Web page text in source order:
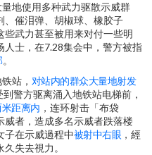
地使用多种武力驱散示威群
、催泪弹、胡椒球、橡胶子
武力甚至被用来对付一些明
人士，在7.28集会中，警方被指
。
站， 对站内的群众大量地射发
警方驱离涌入地铁站电梯前，
距离内 ，连环射击「布袋
者，造成多名示威者跌落楼
子在示威過程中被射中右眼 ，經
失去視力。